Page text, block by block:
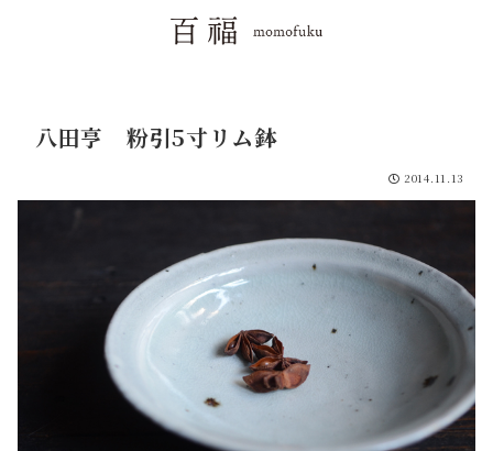
八田亨 粉引5寸リム鉢
2014.11.13